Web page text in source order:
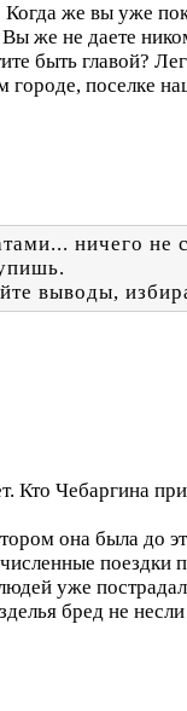
же вы уже
же не даете
быть главой?
поселке
ничего не
выводы,
Кто Чебаргина
она была до
уже
бред не